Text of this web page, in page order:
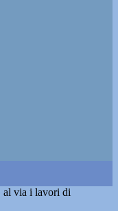
al via i lavori di